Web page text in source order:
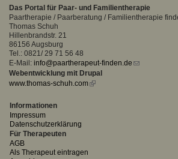
Seminare und Kurse
Fortbildungen
Passwort*
vergessen?
Anmelden
Das Portal für Paar- und Familientherapie
Paartherapie / Paarberatung / Familientherapie
Thomas Schuh
Hillenbrandstr. 21
86156 Augsburg
Tel.: 0821/ 29 71 56 48
E-Mail: info@paartherapeut-finden.de (link
Webentwicklung mit Drupal
www.thomas-schuh.com(link
Informationen
Impressum
Datenschutzerklärung
Für Therapeuten
AGB
Als Therapeut eintragen